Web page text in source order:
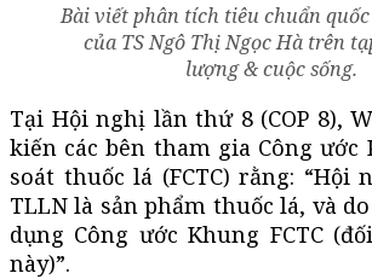
Bài viết phân tích tiêu chuẩn
của TS Ngô Thị Ngọc Hà trên
lượng & cuộc sống.
Tại Hội nghị lần thứ 8 (COP 8),
kiến các bên tham gia Công ước
soát thuốc lá (FCTC) rằng:
TLLN là sản phẩm thuốc lá, và
dụng Công ước Khung FCTC
này)”.